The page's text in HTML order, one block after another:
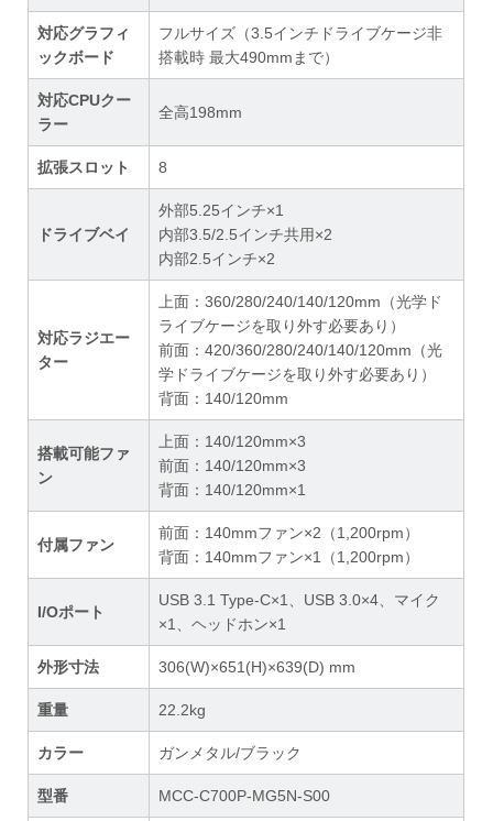
対応グラフィ
ックボード
フルサイズ（3.5インチドライブケージ非
搭載時 最大490mmまで）
対応CPUクー
ラー
全高198mm
拡張スロット 8
ドライブベイ
外部5.25インチ×1
内部3.5/2.5インチ共用×2
内部2.5インチ×2
対応ラジエー
ター
上面：360/280/240/140/120mm（光学ド
ライブケージを取り外す必要あり）
前面：420/360/280/240/140/120mm（光
学ドライブケージを取り外す必要あり）
背面：140/120mm
搭載可能ファ
ン
上面：140/120mm×3
前面：140/120mm×3
背面：140/120mm×1
付属ファン
前面：140mmファン×2（1,200rpm）
背面：140mmファン×1（1,200rpm）
I/Oポート
USB 3.1 Type-C×1、USB 3.0×4、マイク
×1、ヘッドホン×1
外形寸法 306(W)×651(H)×639(D) mm
重量 22.2kg
カラー ガンメタル/ブラック
型番 MCC-C700P-MG5N-S00